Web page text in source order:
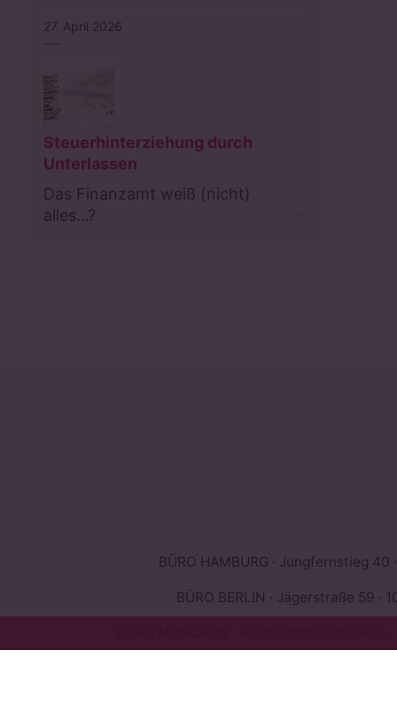
27. April 2026
Steuerhinterziehung durch
Unterlassen
Das Finanzamt weiß (nicht)
alles…?
BÜRO HAMBURG · Jungfernstieg
BÜRO BERLIN · Jägerstraße 59 ·
BÜRO MÜNCHEN · Fürstenfelder Straße 5